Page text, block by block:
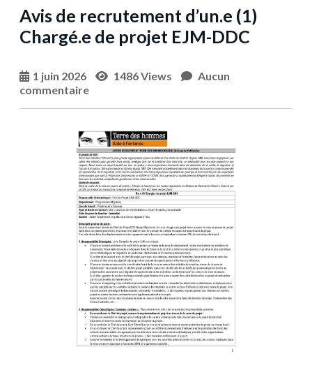
Avis de recrutement d’un.e (1)
Chargé.e de projet EJM-DDC
1 juin 2026 1486 Views
Aucun
commentaire